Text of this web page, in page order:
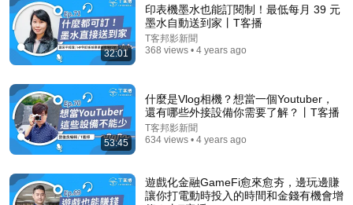
Cofit x 宋晏仁醫師 - 初日醫學 • 2.3M views
32:01
印表機墨水也能訂閱制！最低每月 39 元
墨水自動送到家丨T客播
T客邦影新聞
368 views • 4 years ago
53:45
什麼是Vlog相機？想當一個Youtuber，
還有哪些外接設備你需要了解？丨T客播
T客邦影新聞
634 views • 4 years ago
遊戲化金融GameFi愈來愈夯，邊玩邊賺
讓你打電動時投入的時間和金錢有機會增